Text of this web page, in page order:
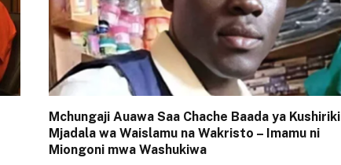
Mchungaji Auawa Saa Chache Baada ya Kushiriki
Mjadala wa Waislamu na Wakristo – Imamu ni
Miongoni mwa Washukiwa